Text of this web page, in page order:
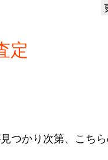
定
つかり次第、こち